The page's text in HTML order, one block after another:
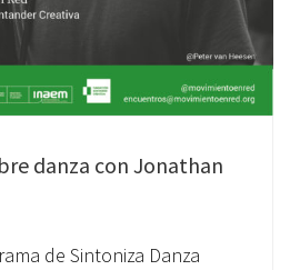
danza con Jonathan
de Sintoniza Danza